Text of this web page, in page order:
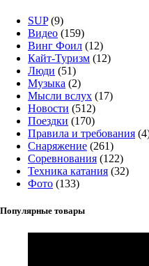
SUP(9)
Видео (159)
Винг Фоил (12)
Кайт-Туризм (12)
Люди (51)
Музыка (2)
Мысли вслух (17)
Новости (512)
Поездки (170)
Правила и требования
Снаряжение (261)
Соревнования (122)
Техника катания (32)
Фото (133)
Популярные товары